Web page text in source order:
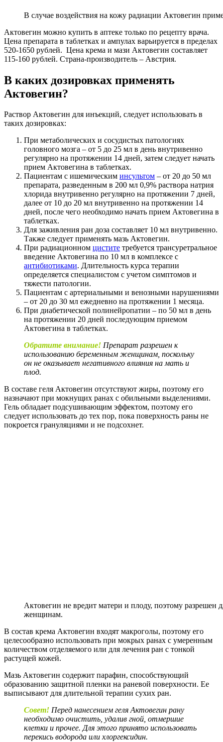
В случае воздействия на кожу радиации Актовегин
Актовегин можно купить в аптеке только по рецепту врача.
Цена препарата в таблетках и ампулах варьируется в пределах
520-1650 рублей. Цена крема и мази Актовегин составляет
115-160 рублей. Страна-производитель – Австрия.
В каких дозировках применять
Актовегин?
Раствор Актовегин для инъекций, следует использовать в
таких дозировках:
При метаболических и сосудистых патологиях
головного мозга – от 5 до 25 мл в день внутривенно
регулярно на протяжении 14 дней, затем следует начать
прием Актовегина в таблетках.
Пациентам с ишемическим инсультом – от 20 до 50 мл
препарата, разведенным в 200 мл 0,9% раствора натрия
хлорида внутривенно регулярно на протяжении 7 дней,
далее от 10 до 20 мл внутривенно на протяжении 14
дней, после чего необходимо начать прием Актовегина в
таблетках.
Для заживления ран доза составляет 10 мл внутривенно.
Также следует применять мазь Актовегин.
При радиационном цистите требуется трансуретральное
введение Актовегина по 10 мл в комплексе с
антибиотиками. Длительность курса терапии
определяется специалистом с учетом симптомов и
тяжести патологии.
Пациентам с артериальными и венозными нарушениями
– от 20 до 30 мл ежедневно на протяжении 1 месяца.
При диабетической полинейропатии – по 50 мл в день
на протяжении 20 дней последующим приемом
Актовегина в таблетках.
Обратите внимание! Препарат разрешен к
использованию беременным женщинам, поскольку
он не оказывает негативного влияния на мать и
плод.
В составе геля Актовегин отсутствуют жиры, поэтому его
назначают при мокнущих ранах с обильными выделениями.
Гель обладает подсушивающим эффектом, поэтому его
следует использовать до тех пор, пока поверхность раны не
покроется грануляциями и не подсохнет.
Актовегин не вредит матери и плоду, поэтому разрешен
женщинам.
В состав крема Актовегин входят макроголы, поэтому его
целесообразно использовать при мокрых ранах с умеренным
количеством отделяемого или для лечения ран с тонкой
растущей кожей.
Мазь Актовегин содержит парафин, способствующий
образованию защитной пленки на раневой поверхности. Ее
выписывают для длительной терапии сухих ран.
Совет! Перед нанесением геля Актовегин рану
необходимо очистить, удалив гной, отмершие
клетки и прочее. Для этого принято использовать
перекись водорода или хлоргексидин.